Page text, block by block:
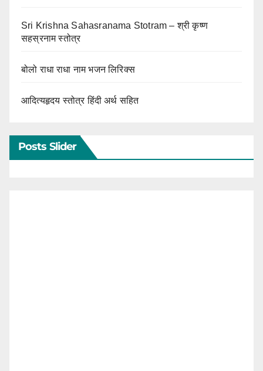
Sri Krishna Sahasranama Stotram – श्री कृष्ण
सहस्रनाम स्तोत्र
बोलो राधा राधा नाम भजन लिरिक्स
आदित्यहृदय स्तोत्र हिंदी अर्थ सहित
Posts Slider